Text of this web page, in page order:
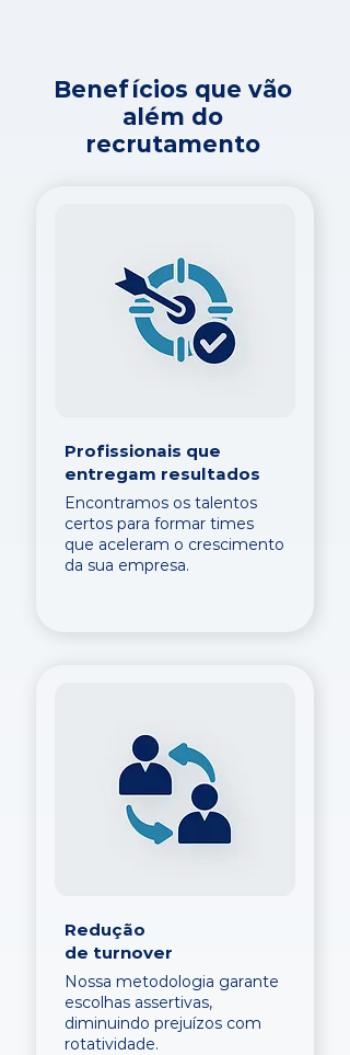
Benefícios que vão
além do
recrutamento
Profissionais que
entregam resultados
Encontramos os talentos
certos para formar times
que aceleram o crescimento
da sua empresa.
Redução
de turnover
Nossa metodologia garante
escolhas assertivas,
diminuindo prejuízos com
rotatividade.